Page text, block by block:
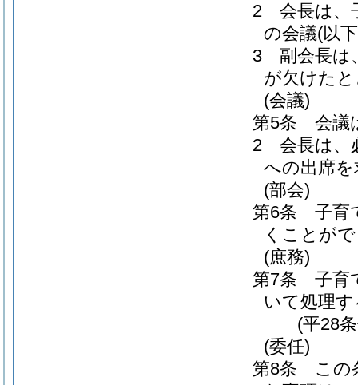
2
会長は、
の会議(以
3
副会長は
が欠けた
(会議)
第5条
会議
2
会長は、
への出席
(部会)
第6条
子育
くことが
(庶務)
第7条
子育
いて処理
(平28
(委任)
第8条
この